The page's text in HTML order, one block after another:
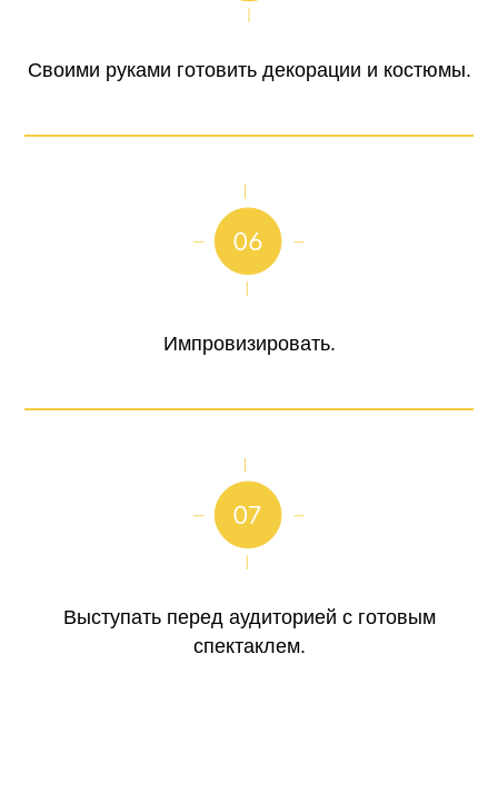
Своими руками готовить декорации и костюмы.
Импровизировать.
Выступать перед аудиторией с готовым
спектаклем.